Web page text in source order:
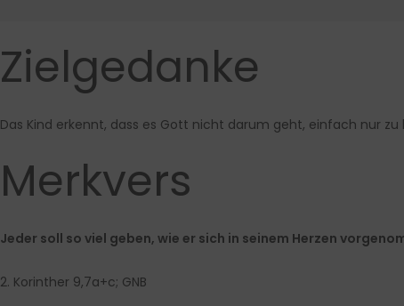
Zielgedanke
Das Kind erkennt, dass es Gott nicht darum geht, einfach nur
Merkvers
Jeder soll so viel geben, wie er sich in seinem Herzen
2. Korinther 9,7a+c; GNB